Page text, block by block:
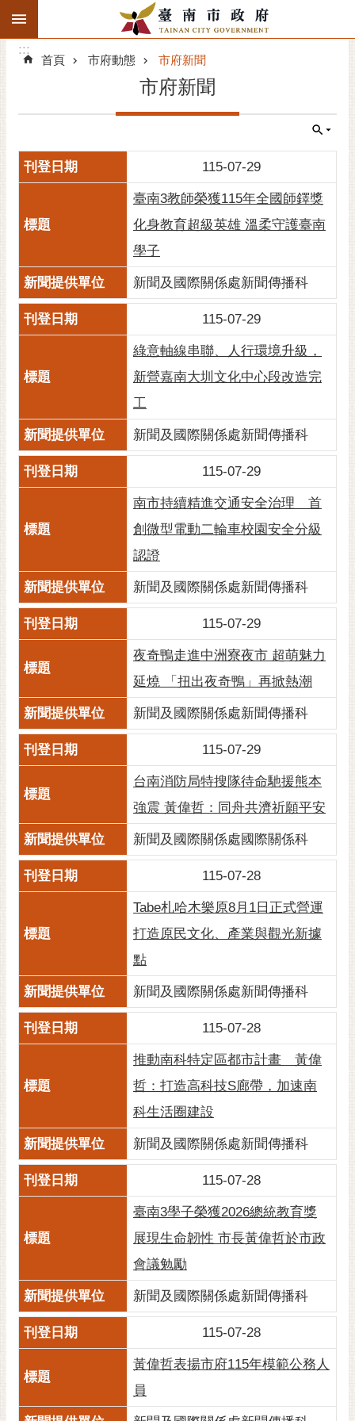
跳到主要內容區塊
搜
階
市府動態
市府團隊
市政資訊
市民互動
黃
螢
光
桐
網
站
導
閱
RSS
電
報
市
民
信
日
本
語
權
全
政
策
資
開
放
宣
告
市
交
:::
:::
首頁 市府動態 市府新聞
市府新聞
115-07-29
臺南3教師榮獲115年全國師鐸獎
化身教育超級英雄 溫柔守護臺南
學子
新聞及國際關係處新聞傳播科
115-07-29
綠意軸線串聯、人行環境升級，
新營嘉南大圳文化中心段改造完
工
新聞及國際關係處新聞傳播科
115-07-29
南市持續精進交通安全治理 首
創微型電動二輪車校園安全分級
認證
新聞及國際關係處新聞傳播科
115-07-29
夜奇鴨走進中洲寮夜市 超萌魅力
延燒 「扭出夜奇鴨」再掀熱潮
新聞及國際關係處新聞傳播科
115-07-29
台南消防局特搜隊待命馳援熊本
強震 黃偉哲：同舟共濟祈願平安
新聞及國際關係處國際關係科
115-07-28
Tabe札哈木樂原8月1日正式營運
打造原民文化、產業與觀光新據
點
新聞及國際關係處新聞傳播科
115-07-28
推動南科特定區都市計畫 黃偉
哲：打造高科技S廊帶，加速南
科生活圈建設
新聞及國際關係處新聞傳播科
115-07-28
臺南3學子榮獲2026總統教育獎
展現生命韌性 市長黃偉哲於市政
會議勉勵
新聞及國際關係處新聞傳播科
115-07-28
黃偉哲表揚市府115年模範公務人
員